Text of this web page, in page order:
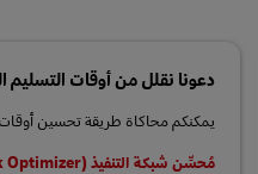
دعونا نقلل من أوقات التسليم
يمكنكم محاكاة طريقة تحسين
مُحسِّن شبكة التنفيذ (Fulfillment Network Optimizer)